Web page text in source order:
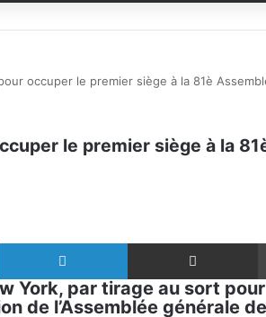
occuper le premier siège à la 81è
le premier siège à la
Linkedin
York, par tirage au sort
de l’Assemblée générale